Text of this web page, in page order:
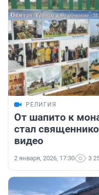
РЕЛИГИЯ
От шапито к
стал
видео
2 января, 2026, 17:30 3